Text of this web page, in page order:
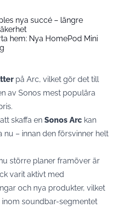
nya succé – längre
hem: Nya HomePod Mini
på Arc, vilket gör det till
av Sonos mest populära
skaffa en Sonos Arc kan
– innan den försvinner helt
större planer framöver är
varit aktivt med
och nya produkter, vilket
soundbar-segmentet